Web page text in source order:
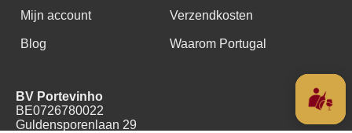
Mijn account Verzendkosten
Blog Waarom Portugal
BV Portevinho
BE0726780022
Guldensporenlaan 29